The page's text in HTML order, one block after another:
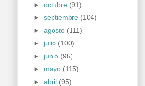
► octubre (91)
► septiembre (104)
► agosto (111)
► julio (100)
► junio (95)
► mayo (115)
► abril (95)